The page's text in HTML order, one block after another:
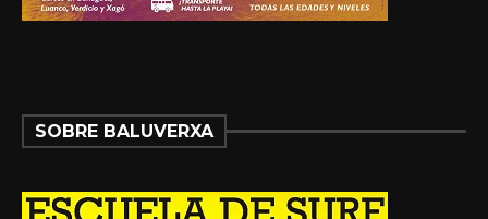
SOBRE BALUVERXA